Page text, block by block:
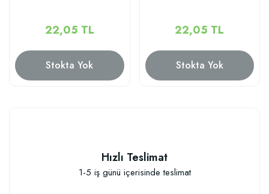
22,05 TL
Stokta Yok
22,05 TL
Stokta Yok
Hızlı Teslimat
1-5 iş günü içerisinde teslimat